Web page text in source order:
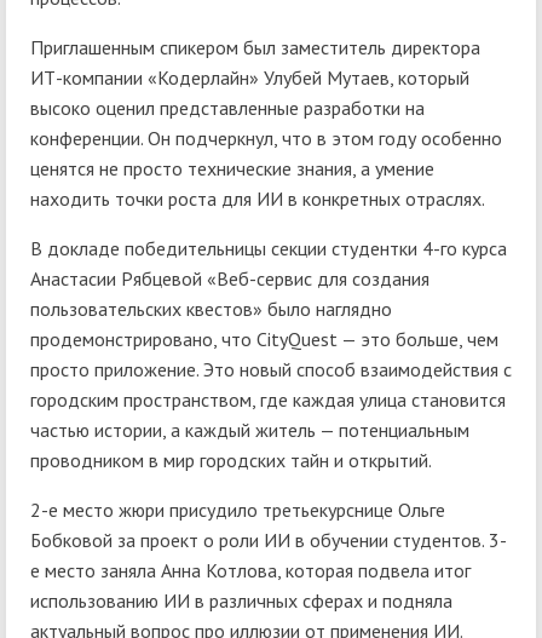
Приглашенным спикером был заместитель директора
ИТ-компании «Кодерлайн» Улубей Мутаев, который
высоко оценил представленные разработки на
конференции. Он подчеркнул, что в этом году особенно
ценятся не просто технические знания, а умение
находить точки роста для ИИ в конкретных отраслях.
В докладе победительницы секции студентки 4-го курса
Анастасии Рябцевой «Веб-сервис для создания
пользовательских квестов» было наглядно
продемонстрировано, что CityQuest — это больше, чем
просто приложение. Это новый способ взаимодействия с
городским пространством, где каждая улица становится
частью истории, а каждый житель — потенциальным
проводником в мир городских тайн и открытий.
2-е место жюри присудило третьекурснице Ольге
Бобковой за проект о роли ИИ в обучении студентов. 3-
е место заняла Анна Котлова, которая подвела итог
использованию ИИ в различных сферах и подняла
актуальный вопрос про иллюзии от применения ИИ.